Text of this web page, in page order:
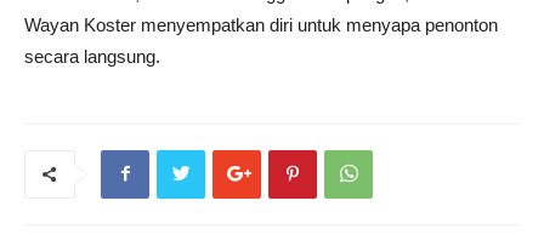
Wayan Koster menyempatkan diri untuk menyapa penonton
secara langsung.